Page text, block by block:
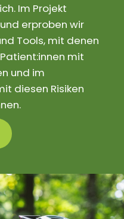
Im Projekt
erproben wir
Tools, mit denen
mit
und im
diesen Risiken